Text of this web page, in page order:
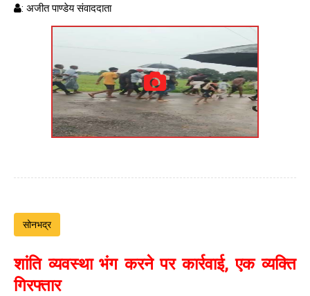
: अजीत पाण्डेय संवाददाता
सोनभद्र
शांति व्यवस्था भंग करने पर कार्रवाई, एक व्यक्ति
गिरफ्तार